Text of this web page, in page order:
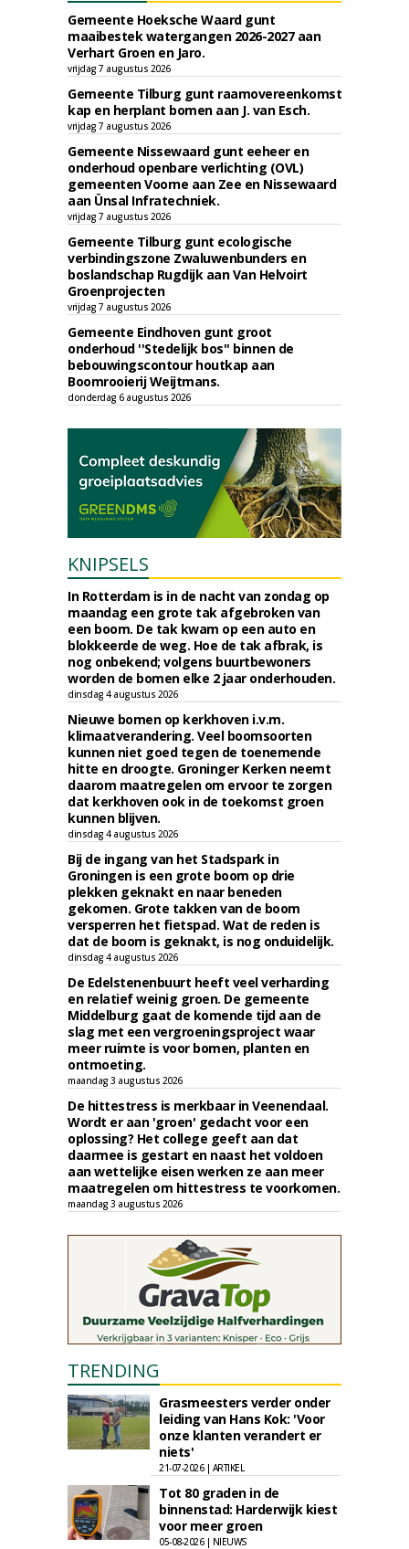
Gemeente Hoeksche Waard gunt
maaibestek watergangen 2026-2027 aan
Verhart Groen en Jaro.
vrijdag 7 augustus 2026
Gemeente Tilburg gunt raamovereenkomst
kap en herplant bomen aan J. van Esch.
vrijdag 7 augustus 2026
Gemeente Nissewaard gunt eeheer en
onderhoud openbare verlichting (OVL)
gemeenten Voorne aan Zee en Nissewaard
aan Ünsal Infratechniek.
vrijdag 7 augustus 2026
Gemeente Tilburg gunt ecologische
verbindingszone Zwaluwenbunders en
boslandschap Rugdijk aan Van Helvoirt
Groenprojecten
vrijdag 7 augustus 2026
Gemeente Eindhoven gunt groot
onderhoud ''Stedelijk bos'' binnen de
bebouwingscontour houtkap aan
Boomrooierij Weijtmans.
donderdag 6 augustus 2026
KNIPSELS
In Rotterdam is in de nacht van zondag op
maandag een grote tak afgebroken van
een boom. De tak kwam op een auto en
blokkeerde de weg. Hoe de tak afbrak, is
nog onbekend; volgens buurtbewoners
worden de bomen elke 2 jaar onderhouden.
dinsdag 4 augustus 2026
Nieuwe bomen op kerkhoven i.v.m.
klimaatverandering. Veel boomsoorten
kunnen niet goed tegen de toenemende
hitte en droogte. Groninger Kerken neemt
daarom maatregelen om ervoor te zorgen
dat kerkhoven ook in de toekomst groen
kunnen blijven.
dinsdag 4 augustus 2026
Bij de ingang van het Stadspark in
Groningen is een grote boom op drie
plekken geknakt en naar beneden
gekomen. Grote takken van de boom
versperren het fietspad. Wat de reden is
dat de boom is geknakt, is nog onduidelijk.
dinsdag 4 augustus 2026
De Edelstenenbuurt heeft veel verharding
en relatief weinig groen. De gemeente
Middelburg gaat de komende tijd aan de
slag met een vergroeningsproject waar
meer ruimte is voor bomen, planten en
ontmoeting.
maandag 3 augustus 2026
De hittestress is merkbaar in Veenendaal.
Wordt er aan 'groen' gedacht voor een
oplossing? Het college geeft aan dat
daarmee is gestart en naast het voldoen
aan wettelijke eisen werken ze aan meer
maatregelen om hittestress te voorkomen.
maandag 3 augustus 2026
TRENDING
Grasmeesters verder onder
leiding van Hans Kok: 'Voor
onze klanten verandert er
niets'
21-07-2026 | ARTIKEL
Tot 80 graden in de
binnenstad: Harderwijk kiest
voor meer groen
05-08-2026 | NIEUWS